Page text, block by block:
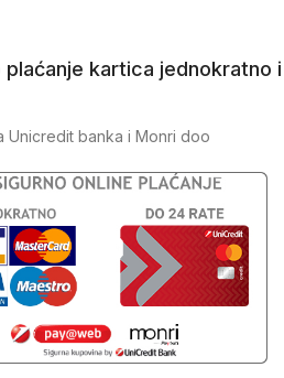
plaćanje kartica jednokratno i
Unicredit banka i Monri doo